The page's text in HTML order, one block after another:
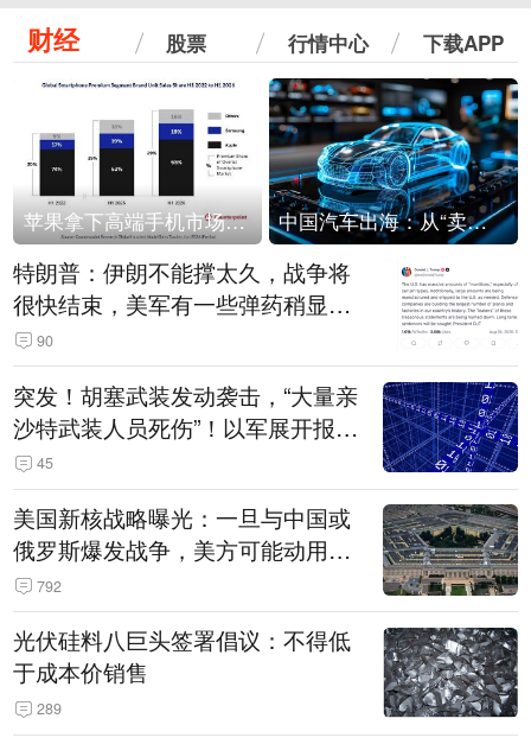
财经 股票 行情中心 下载APP
苹果拿下高端手机市场65%的份额：iPhone 17系列功不可没 中国汽车出海：从“卖出去”到“走进去”
特朗普：伊朗不能撑太久，战争将
很快结束，美军有一些弹药稍显紧
张！伊朗公布拟议的海峡管理文本
90
突发！胡塞武装发动袭击，“大量亲
沙特武装人员死伤”！以军展开报复
性空袭
45
美国新核战略曝光：一旦与中国或
俄罗斯爆发战争，美方可能动用战
术核武器
792
光伏硅料八巨头签署倡议：不得低
于成本价销售
289